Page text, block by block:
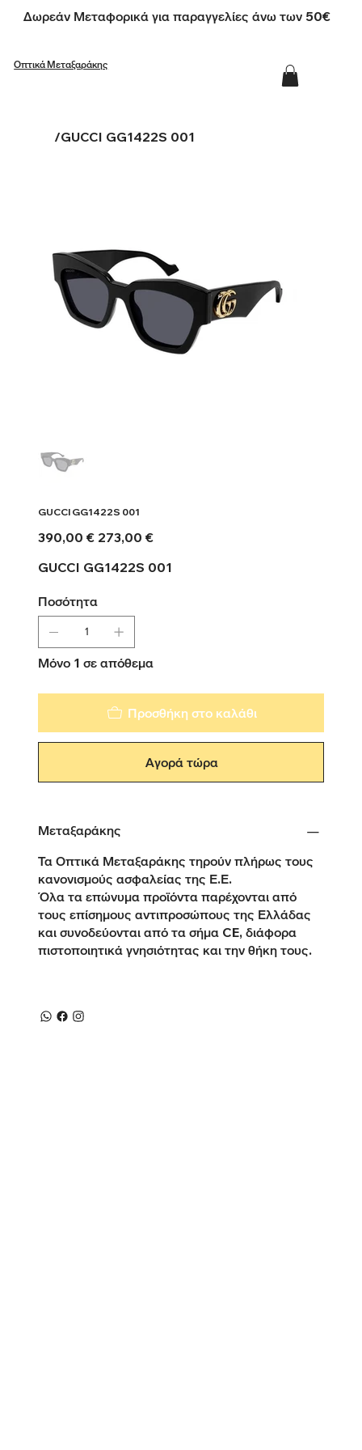
Δωρεάν Μεταφορικά για παραγγελίες άνω των 50€
Οπτικά Μεταξαράκης
/GUCCI GG1422S 001
GUCCI GG1422S 001
Αρχική
τιμή
390,00 € Τιμή
έκπτωσης
273,00 €
GUCCI GG1422S 001
Ποσότητα
Μόνο 1 σε απόθεμα
Προσθήκη στο καλάθι
Αγορά τώρα
Μεταξαράκης
Τα Οπτικά Μεταξαράκης τηρούν πλήρως τους
κανονισμούς ασφαλείας της Ε.Ε.
Όλα τα επώνυμα προϊόντα παρέχονται από
τους επίσημους αντιπροσώπους της Ελλάδας
και συνοδεύονται από τα σήμα CE, διάφορα
πιστοποιητικά γνησιότητας και την θήκη τους.